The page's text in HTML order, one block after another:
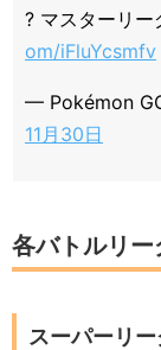
? マスターリー
om/iFluYcsmfv
— Pokémon
11月30日
各バトルリ
スーパーリー